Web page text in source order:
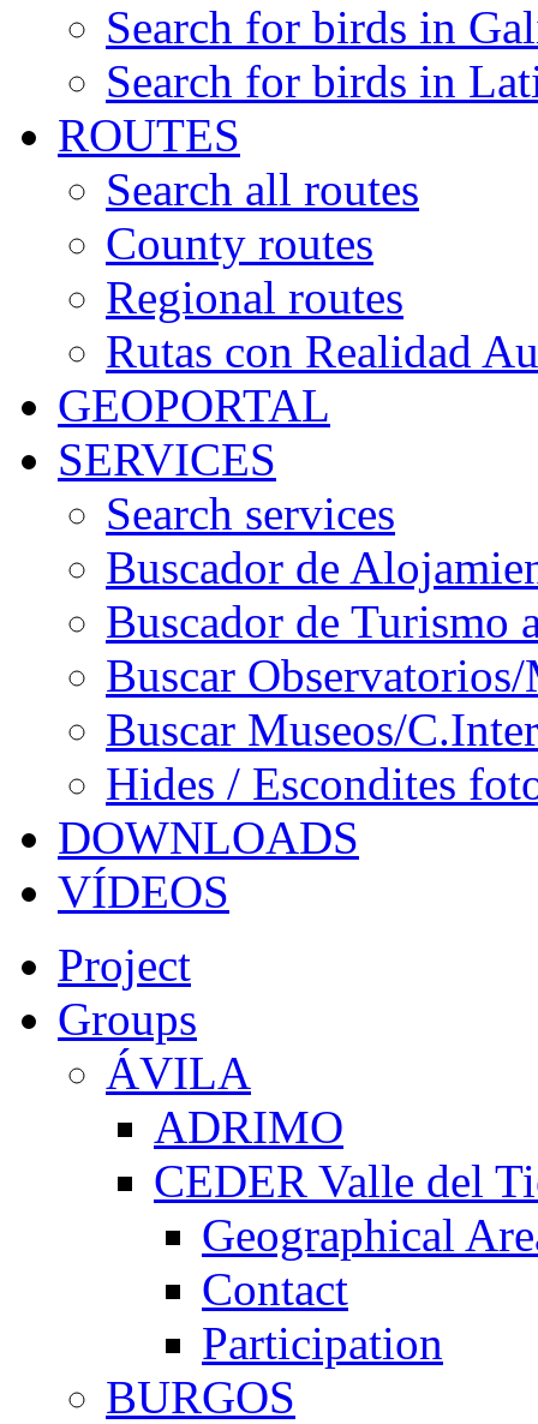
Search for birds in
Search for birds in
ROUTES
Search all routes
County routes
Regional routes
Rutas con Realidad
GEOPORTAL
SERVICES
Search services
Buscador de
Buscador de Turismo
Buscar
Buscar Museos/
Hides / Escondites
DOWNLOADS
VÍDEOS
Project
Groups
ÁVILA
ADRIMO
CEDER Valle del
Geographical
Contact
Participation
BURGOS